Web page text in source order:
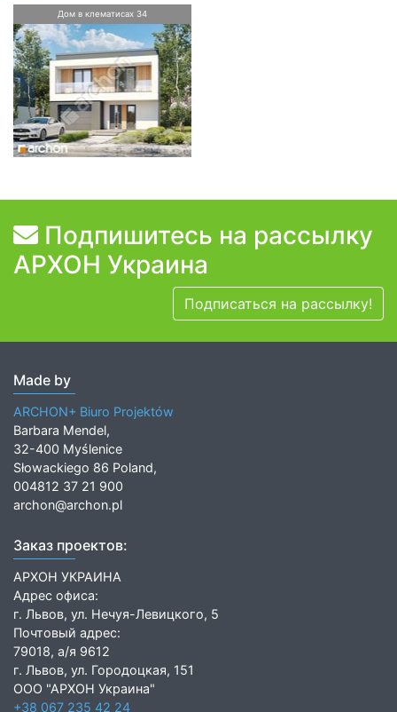
Дом в клематисах 34
Подпишитесь на рассылку
АРХОН Украина
Подписаться на рассылку!
Made by
ARCHON+ Biuro Projektów
Barbara Mendel,
32-400 Myślenice
Słowackiego 86 Poland,
004812 37 21 900
archon@archon.pl
Заказ проектов:
АРХОН УКРАИНА
Адрес офиса:
г. Львов, ул. Нечуя-Левицкого, 5
Почтовый адрес:
79018, а/я 9612
г. Львов, ул. Городоцкая, 151
ООО "АРХОН Украина"
+38 067 235 42 24